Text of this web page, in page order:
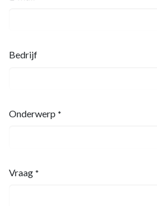
Bedrijf
Onderwerp *
Vraag *